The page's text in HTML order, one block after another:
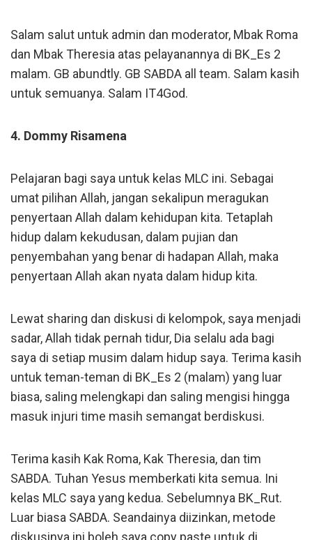
Salam salut untuk admin dan moderator, Mbak Roma
dan Mbak Theresia atas pelayanannya di BK_Es 2
malam. GB abundtly. GB SABDA all team. Salam kasih
untuk semuanya. Salam IT4God.
4. Dommy Risamena
Pelajaran bagi saya untuk kelas MLC ini. Sebagai
umat pilihan Allah, jangan sekalipun meragukan
penyertaan Allah dalam kehidupan kita. Tetaplah
hidup dalam kekudusan, dalam pujian dan
penyembahan yang benar di hadapan Allah, maka
penyertaan Allah akan nyata dalam hidup kita.
Lewat sharing dan diskusi di kelompok, saya menjadi
sadar, Allah tidak pernah tidur, Dia selalu ada bagi
saya di setiap musim dalam hidup saya. Terima kasih
untuk teman-teman di BK_Es 2 (malam) yang luar
biasa, saling melengkapi dan saling mengisi hingga
masuk injuri time masih semangat berdiskusi.
Terima kasih Kak Roma, Kak Theresia, dan tim
SABDA. Tuhan Yesus memberkati kita semua. Ini
kelas MLC saya yang kedua. Sebelumnya BK_Rut.
Luar biasa SABDA. Seandainya diizinkan, metode
diskusinya ini boleh saya copy paste untuk di